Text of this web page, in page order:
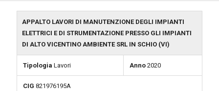
APPALTO LAVORI DI MANUTENZIONE DEGLI IMPIANTI
ELETTRICI E DI STRUMENTAZIONE PRESSO GLI IMPIANTI
DI ALTO VICENTINO AMBIENTE SRL IN SCHIO (VI)
Tipologia Lavori Anno2020
CIG 821976195A